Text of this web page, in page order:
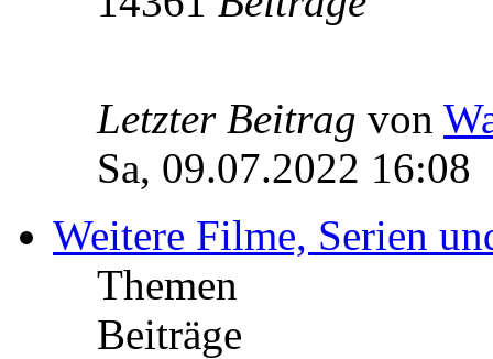
Letzter Beitrag von
Sa, 09.07.2022 16:08
Weitere Filme, Serien
Themen
Beiträge